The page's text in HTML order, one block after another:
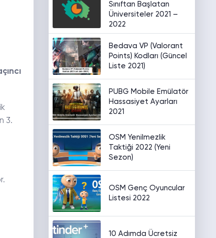
3.
Sınıftan Başlatan
Üniversiteler 2021 –
2022
Bedava VP (Valorant
Points) Kodları (Güncel
Liste 2021)
PUBG Mobile Emülatör
Hassasiyet Ayarları
2021
OSM Yenilmezlik
Taktiği 2022 (Yeni
Sezon)
OSM Genç Oyuncular
Listesi 2022
10 Adımda Ücretsiz